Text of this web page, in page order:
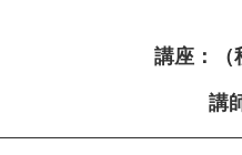
講座：（
講